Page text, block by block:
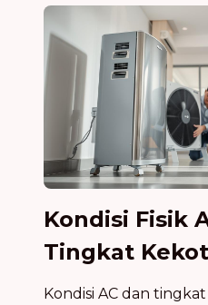
Kondisi Fisik
Tingkat
Kondisi AC dan